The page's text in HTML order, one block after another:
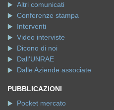
Altri comunicati
Conferenze stampa
Interventi
Video interviste
Dicono di noi
Dall'UNRAE
Dalle Aziende associate
PUBBLICAZIONI
Pocket mercato